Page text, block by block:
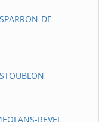
DE-
REVEL